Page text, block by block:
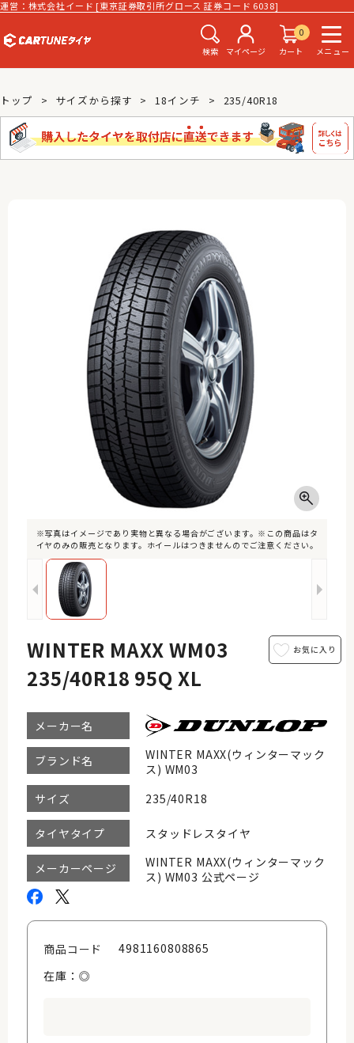
運営：株式会社イード [東京証券取引所グロース 証券コード 6038]
検索 マイページ
0
カート
メニュー
トップ サイズから探す 18インチ 235/40R18
※写真はイメージであり実物と異なる場合がございます。※この商品はタ
イヤのみの販売となります。ホイールはつきませんのでご注意ください。
WINTER MAXX WM03
235/40R18 95Q XL
メーカー名
ブランド名
WINTER MAXX(ウィンターマック
ス) WM03
サイズ
235/40R18
タイヤタイプ スタッドレスタイヤ
メーカーページ
WINTER MAXX(ウィンターマック
ス) WM03 公式ページ
商品コード
4981160808865
在庫：◎